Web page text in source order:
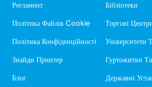
Регламент
Політика Файлів Cookie
Політика Конфіденційності
Знайди Принтер
Блог
Бібліотеки
Торгові
Університети
Гуртожитки
Державні